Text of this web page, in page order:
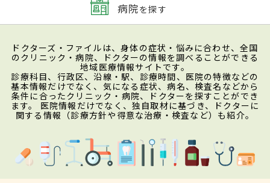
病院を探す
ドクターズ・ファイルは、身体の症状・悩みに合わせ、全国
のクリニック・病院、ドクターの情報を調べることができる
地域医療情報サイトです。
診療科目、行政区、沿線・駅、診療時間、医院の特徴などの
基本情報だけでなく、気になる症状、病名、検査名などから
条件に合ったクリニック・病院、ドクターを探すことができ
ます。 医院情報だけでなく、独自取材に基づき、ドクターに
関する情報（診療方針や得意な治療・検査など）も紹介。